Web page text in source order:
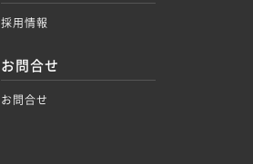
採用情報
お問合せ
お問合せ